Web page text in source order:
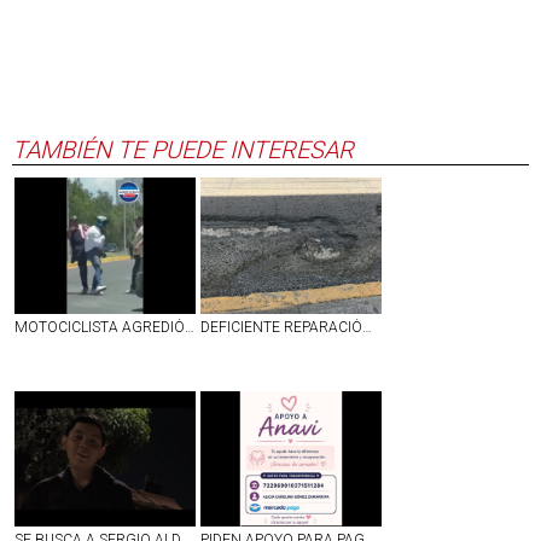
TAMBIÉN TE PUEDE INTERESAR
MOTOCICLISTA AGREDIÓ A UNOS ABUELITOS EN JESÚS MARÍA Y TERMINÓ SIENDO GOLPEADO | VIDEO DEFICIENTE REPARACIÓN DE BACHE EN CALLE LÓPEZ VELARDE EN EL PRIMER CUADRO DE AGUASCALIENTES